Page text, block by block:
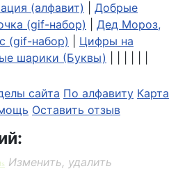
(алфавит)
Добрые
(gif-набор)
Дед Мороз,
(gif-набор)
Цифры на
шарики (Буквы)
сайта По алфавиту Карта
Оставить отзыв
Изменить, удалить